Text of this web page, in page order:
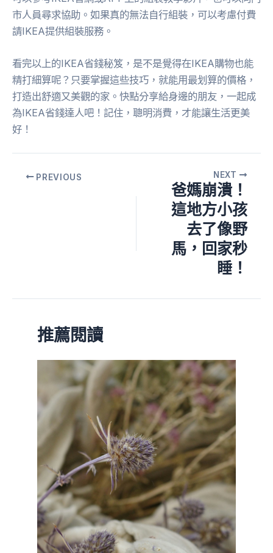
市人員尋求協助。如果真的無法自行組裝，可以考慮付費
請IKEA提供組裝服務。
看完以上的IKEA省錢秘笈，是不是覺得在IKEA購物也能
精打細算呢？只要掌握這些技巧，就能用最划算的價格，
打造出舒適又美觀的家。快點分享給身邊的朋友，一起成
為IKEA省錢達人吧！記住，聰明消費，才能讓生活更美
好！
PREVIOUS NEXT
爸媽崩潰！
這地方小孩
去了像野
馬，回家秒
睡！
推薦閱讀